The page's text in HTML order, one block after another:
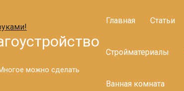
Многое можно сделать
Главная Статьи
Стройматериалы
Ванная комната